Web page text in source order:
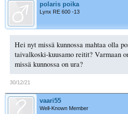
polaris poika
Lynx RE 600 -13
Hei nyt missä kunnossa mahtaa olla
taivalkoski-kuusamo reitit? Varmaan
missä kunnossa on ura?
30/12/21
vaari55
Well-Known Member